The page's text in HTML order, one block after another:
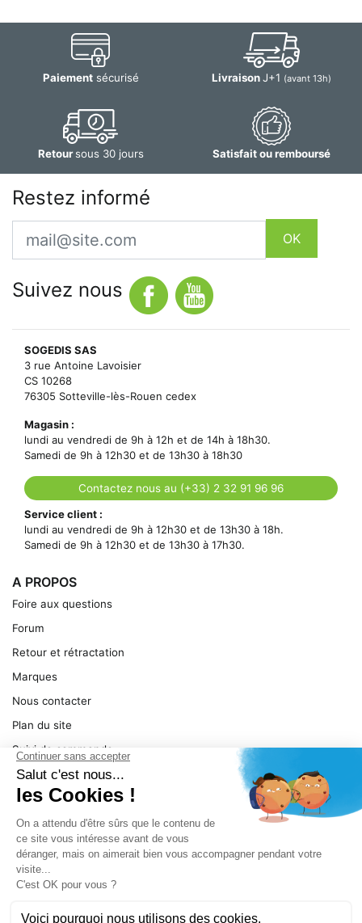
Paiementsécurisé LivraisonJ+1 (avant 13h)
Retoursous 30 jours Satisfait ou remboursé
Restez informé
Email
OK
Suivez nous
SOGEDIS SAS
3 rue Antoine Lavoisier
CS 10268
76305 Sotteville-lès-Rouen cedex
Magasin :
lundi au vendredi de 9h à 12h et de 14h à 18h30.
Samedi de 9h à 12h30 et de 13h30 à 18h30
Contactez nous au (+33) 2 32 91 96 96
Service client :
lundi au vendredi de 9h à 12h30 et de 13h30 à 18h.
Samedi de 9h à 12h30 et de 13h30 à 17h30.
A PROPOS
Foire aux questions
Forum
Retour et rétractation
Marques
Nous contacter
Plan du site
Suivi de commande
Ma facture
Mentions légales
Conditions générales
SERVICE
Pièces détachées